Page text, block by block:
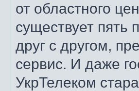
от областного
существует пять
друг с другом,
сервис. И даже
УкрТелеком